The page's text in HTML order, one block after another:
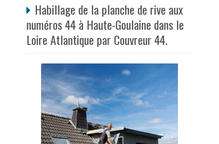
Habillage de la planche de rive aux
numéros 44 à Haute-Goulaine dans le
Loire Atlantique par Couvreur 44.